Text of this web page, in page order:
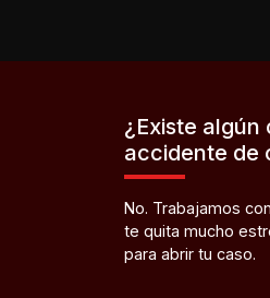
¿Existe
accidente de
No. Trabajamos
te quita mucho
para abrir tu caso.